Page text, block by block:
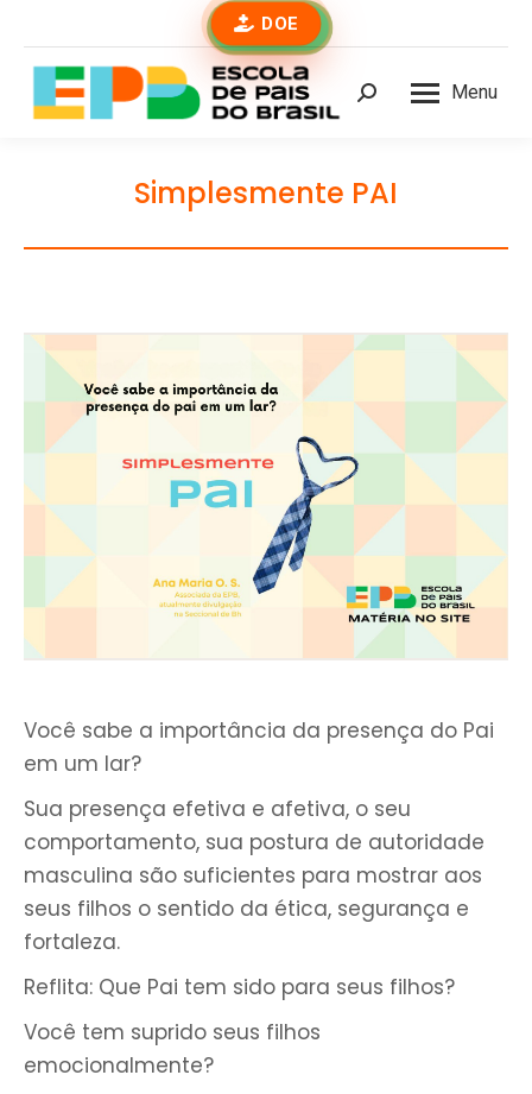
DOE
Menu
Buscar
Simplesmente PAI
Você sabe a importância da presença do Pai
em um lar?
Sua presença efetiva e afetiva, o seu
comportamento, sua postura de autoridade
masculina são suficientes para mostrar aos
seus filhos o sentido da ética, segurança e
fortaleza.
Reflita: Que Pai tem sido para seus filhos?
Você tem suprido seus filhos
emocionalmente?